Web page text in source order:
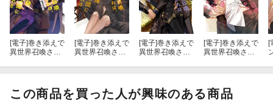
[電子]巻き添えで
異世界召喚され
[電子]巻き添えで
異世界召喚され
[電子]巻き添えで
異世界召喚され
[電子]巻き添えで
異世界召喚され
[
この商品を買った人が興味のある商品